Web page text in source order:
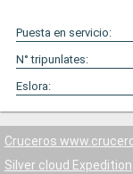
Puesta en servicio:
N° tripunlates:
Eslora:
Cruceros
Silver cloud Expedition